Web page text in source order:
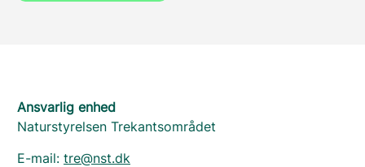
Ansvarlig enhed
Naturstyrelsen Trekantsområdet
E-mail: tre@nst.dk